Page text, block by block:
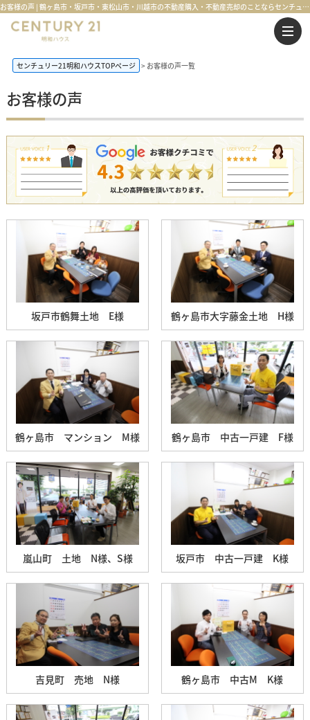
お客様の声 | 鶴ヶ島市・坂戸市・東松山市・川越市の不動産購入・不動産売却のことならセンチュリー21明和ハウス
センチュリー21明和ハウスTOPページ お客様の声一覧
お客様の声
坂戸市鶴舞土地 E様 鶴ヶ島市大字藤金土地 H様
鶴ヶ島市 マンション M様 鶴ヶ島市 中古一戸建 F様
嵐山町 土地 N様、S様 坂戸市 中古一戸建 K様
吉見町 売地 N様 鶴ヶ島市 中古M K様